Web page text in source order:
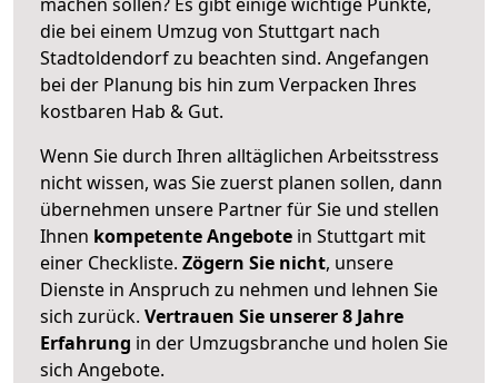
die bei einem Umzug von Stuttgart nach
Stadtoldendorf zu beachten sind. Angefangen
bei der Planung bis hin zum Verpacken Ihres
kostbaren Hab & Gut.
Wenn Sie durch Ihren alltäglichen Arbeitsstress
nicht wissen, was Sie zuerst planen sollen, dann
übernehmen unsere Partner für Sie und stellen
Ihnen kompetente Angebote in Stuttgart mit
einer Checkliste. Zögern Sie nicht, unsere
Dienste in Anspruch zu nehmen und lehnen Sie
sich zurück. Vertrauen Sie unserer 8 Jahre
Erfahrung in der Umzugsbranche und holen Sie
sich Angebote.